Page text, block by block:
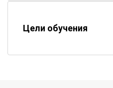
Цели обучения